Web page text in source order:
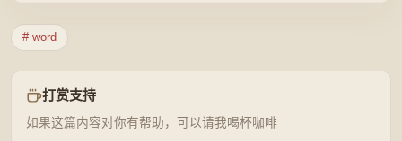
# word
打赏支持
如果这篇内容对你有帮助，可以请我喝杯咖啡